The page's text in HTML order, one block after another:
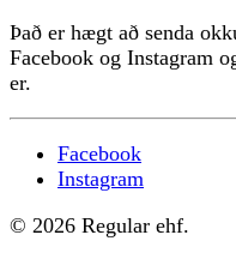
Það er hægt að senda
Facebook og Instagram
er.
Facebook
Instagram
© 2026 Regular ehf.